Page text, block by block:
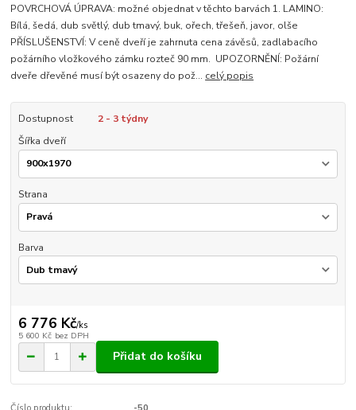
POVRCHOVÁ ÚPRAVA: možné objednat v těchto barvách 1. LAMINO:
Bílá, šedá, dub světlý, dub tmavý, buk, ořech, třešeň, javor, olše
PŘÍSLUŠENSTVÍ: V ceně dveří je zahrnuta cena závěsů, zadlabacího
požárního vložkového zámku rozteč 90 mm. UPOZORNĚNÍ: Požární
dveře dřevěné musí být osazeny do pož... celý popis
Dostupnost
2 - 3 týdny
Šířka dveří
Strana
Barva
6 776 Kč/ks
5 600 Kč bez DPH
Přidat do košíku